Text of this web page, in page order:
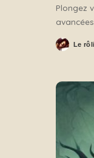
Plongez
Le